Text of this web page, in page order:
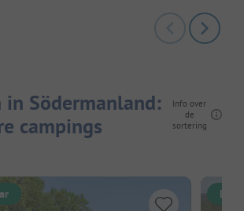
in Södermanland:
campings
Info over
de
sortering